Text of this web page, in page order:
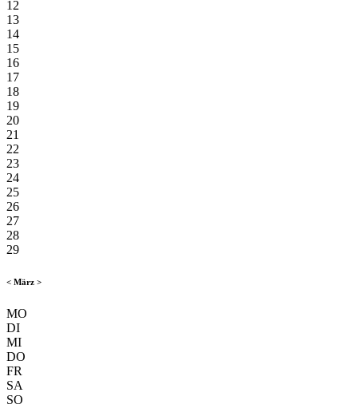
12
13
14
15
16
17
18
19
20
21
22
23
24
25
26
27
28
29
< März >
MO
DI
MI
DO
FR
SA
SO